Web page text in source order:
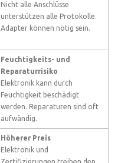
Nicht alle Anschlüsse
unterstützen alle Protokolle.
Adapter können nötig sein.
Feuchtigkeits- und
Reparaturrisiko
Elektronik kann durch
Feuchtigkeit beschädigt
werden. Reparaturen sind oft
aufwändig.
Höherer Preis
Elektronik und